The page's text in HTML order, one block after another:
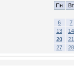
Пн
Вт
6
7
13
14
20
21
27
28